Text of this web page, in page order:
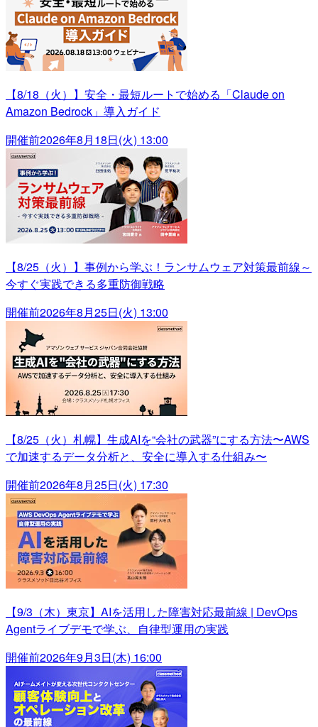
【8/18（火）】安全・最短ルートで始める「Claude on
Amazon Bedrock」導入ガイド
開催前2026年8月18日(火) 13:00
【8/25（火）】事例から学ぶ！ランサムウェア対策最前線～
今すぐ実践できる多重防御戦略
開催前2026年8月25日(火) 13:00
【8/25（火）札幌】生成AIを“会社の武器”にする方法〜AWS
で加速するデータ分析と、安全に導入する仕組み〜
開催前2026年8月25日(火) 17:30
【9/3（木）東京】AIを活用した障害対応最前線 | DevOps
Agentライブデモで学ぶ、自律型運用の実践
開催前2026年9月3日(木) 16:00